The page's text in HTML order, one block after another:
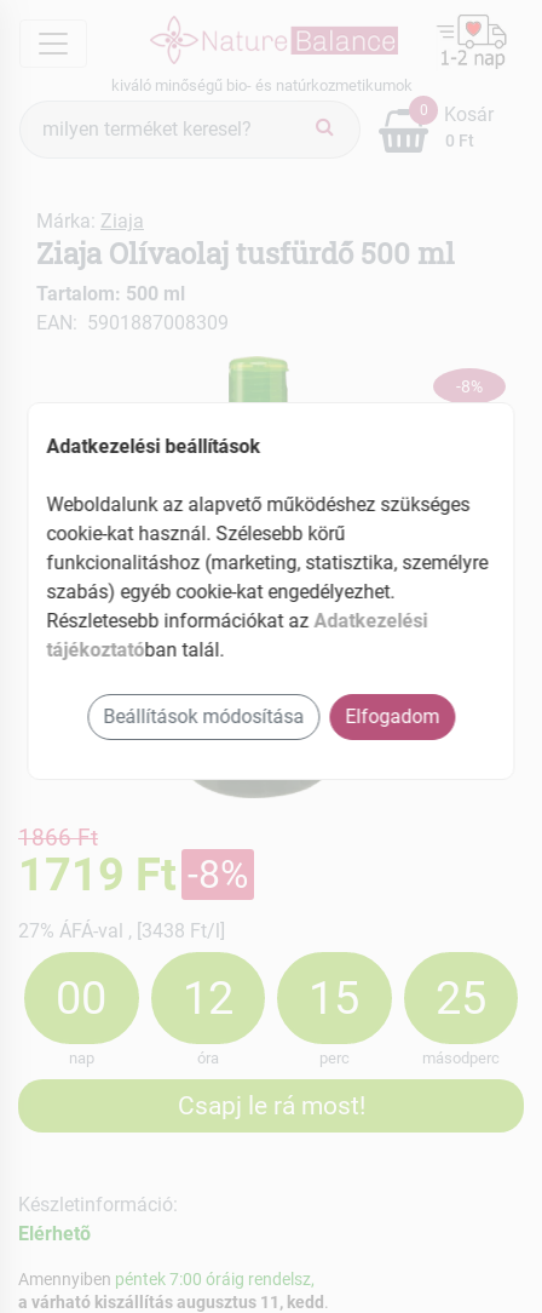
menu
kiváló minőségű bio- és natúrkozmetikumok
keresés
0
0 Ft
Kosár
-8%
Márka: Ziaja
Ziaja Olívaolaj tusfürdő 500 ml
Tartalom: 500 ml
EAN: 5901887008309
1866 Ft
1719 Ft -8%
27% ÁFÁ-val , [3438 Ft/l]
00
nap
12
óra
15
perc
24
másodperc
Csapj le rá most!
Készletinformáció:
Elérhetõ
Amennyiben péntek 7:00 óráig rendelsz,
a várható kiszállítás augusztus 11, kedd
Adatkezelési beállítások
Weboldalunk az alapvető működéshez szükséges
cookie-kat használ. Szélesebb körű
funkcionalitáshoz (marketing, statisztika, személyre
szabás) egyéb cookie-kat engedélyezhet.
Részletesebb információkat azAdatkezelési
tájékoztatóban talál.
Beállítások módosítása Elfogadom